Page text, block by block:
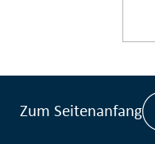
Zum Seitenanfang